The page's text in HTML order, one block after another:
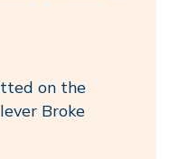
on the
Broke